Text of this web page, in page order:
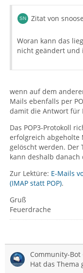
Zitat von
Woran kann das
nicht geändert und
wenn auf dem
Mails ebenfalls per
damit die Antwort für
Das POP3-Protokoll
erfolgreich abgeholte
gelöscht werden. Der
kann deshalb
Zur Lektüre: E-Mails
(IMAP statt POP).
Gruß
Feuerdrache
Community-Bot
Hat das Thema